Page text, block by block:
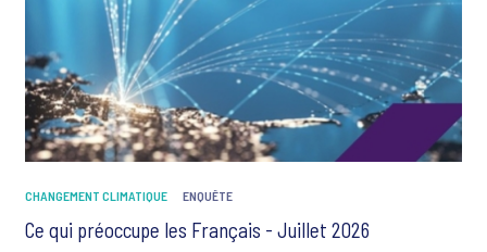
CHANGEMENT CLIMATIQUE ENQUÊTE
Ce qui préoccupe les Français - Juillet 2026